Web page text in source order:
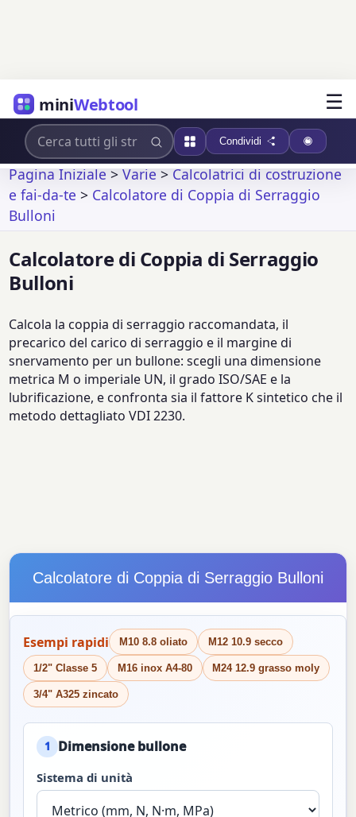
miniWebtool ☰
Condividi
Pagina Iniziale>Varie>Calcolatrici di costruzione
e fai-da-te > Calcolatore di Coppia di Serraggio
Bulloni
Calcolatore di Coppia di Serraggio
Bulloni
Calcola la coppia di serraggio raccomandata, il
precarico del carico di serraggio e il margine di
snervamento per un bullone: scegli una dimensione
metrica M o imperiale UN, il grado ISO/SAE e la
lubrificazione, e confronta sia il fattore K sintetico che il
metodo dettagliato VDI 2230.
Calcolatore di Coppia di Serraggio Bulloni
Esempi rapidi M10 8.8 oliato M12 10.9 secco
1/2" Classe 5 M16 inox A4-80 M24 12.9 grasso moly
3/4" A325 zincato
1 Dimensione bullone
Sistema di unità